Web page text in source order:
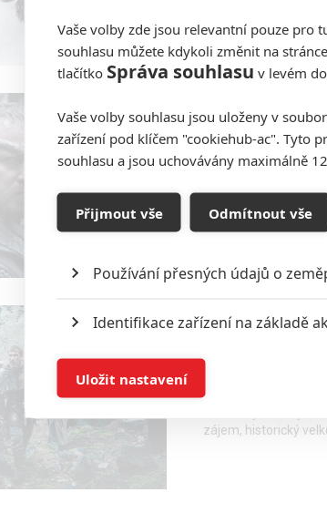
bodují rodinné filmy.
Jan Žižka
další bitvu s
proti
Novinky v českých
chodí na Mimoně a
Jan Žižka je
opět se
příčku
Anarvin
zájem, historický
Vaše volby zde jsou relevantní pouze pro
souhlasu můžete kdykoli změnit na
tlačítko Správa souhlasu v levém
Vaše volby souhlasu jsou uloženy v
zařízení pod klíčem "cookiehub-ac". Tyto
souhlasu a jsou uchovávány maximálně
Přijmout vše Odmítnout vše
Používání přesných údajů o
Identifikace zařízení na základě
Ukládání a/nebo přístup k
Reklama založená na omezených
Personalizovaný obsah, měření
služeb
Uložit nastavení